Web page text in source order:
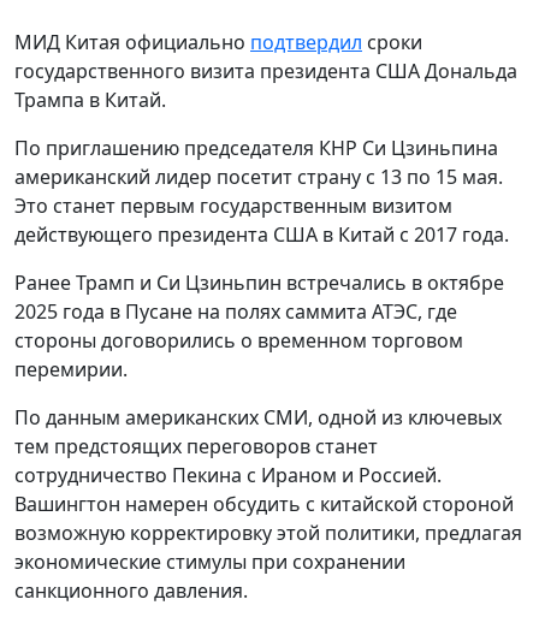
МИД Китая официально подтвердил сроки
государственного визита президента США Дональда
Трампа в Китай.
По приглашению председателя КНР Си Цзиньпина
американский лидер посетит страну с 13 по 15 мая.
Это станет первым государственным визитом
действующего президента США в Китай с 2017 года.
Ранее Трамп и Си Цзиньпин встречались в октябре
2025 года в Пусане на полях саммита АТЭС, где
стороны договорились о временном торговом
перемирии.
По данным американских СМИ, одной из ключевых
тем предстоящих переговоров станет
сотрудничество Пекина с Ираном и Россией.
Вашингтон намерен обсудить с китайской стороной
возможную корректировку этой политики, предлагая
экономические стимулы при сохранении
санкционного давления.